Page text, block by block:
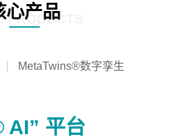
心产品
PRODUCTS
MetaTwins®数字孪生
AI” 平台